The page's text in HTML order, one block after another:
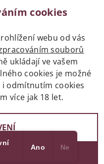
nápojů osobám
práva vyhrazena
cookies
webu od vás
souborů
ukládají ve vašem
cookies je možné
i odmítnutím cookies
více jak 18 let.
Ano Ne